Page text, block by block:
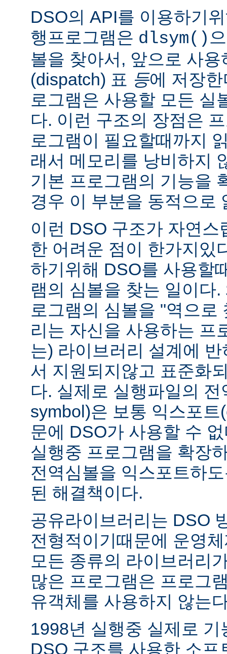
DSO의 API를 이용하기
행프로그램은 dlsym()
볼을 찾아서, 앞으로 사
(dispatch) 표 등에 저장
로그램은 사용할 모든 실
다. 이런 구조의 장점은
로그램이 필요할때까지
래서 메모리를 낭비하지
기본 프로그램의 기능을
경우 이 부분을 동적으로
이런 DSO 구조가 자연
한 어려운 점이 한가지있
하기위해 DSO를 사용할
램의 심볼을 찾는 일이다
로그램의 심볼을 "역으로
리는 자신을 사용하는 프
는) 라이브러리 설계에
서 지원되지않고 표준화
다. 실제로 실행파일의
symbol)은 보통 익스포
문에 DSO가 사용할 수
실행중 프로그램을 확장
전역심볼을 익스포트하
된 해결책이다.
공유라이브러리는 DSO
전형적이기때문에 운영
모든 종류의 라이브러리
많은 프로그램은 프로그
유객체를 사용하지 않는
1998년 실행중 실제로
DSO 구조를 사용한 소